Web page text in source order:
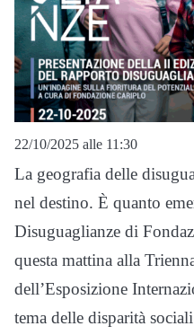
22/10/2025 alle 11:30
La geografia delle
nel destino. È quanto
Disuguaglianze di
questa mattina alla
dell’Esposizione
tema delle disparità